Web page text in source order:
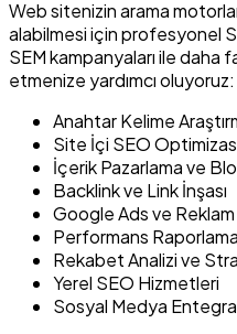
Web sitenizin arama
alabilmesi için profesyonel
SEM kampanyaları ile daha
etmenize yardımcı oluyoruz:
Anahtar Kelime
Site İçi SEO
İçerik Pazarlama ve
Backlink ve Link İnşası
Google Ads ve
Performans
Rekabet Analizi ve
Yerel SEO Hizmetleri
Sosyal Medya